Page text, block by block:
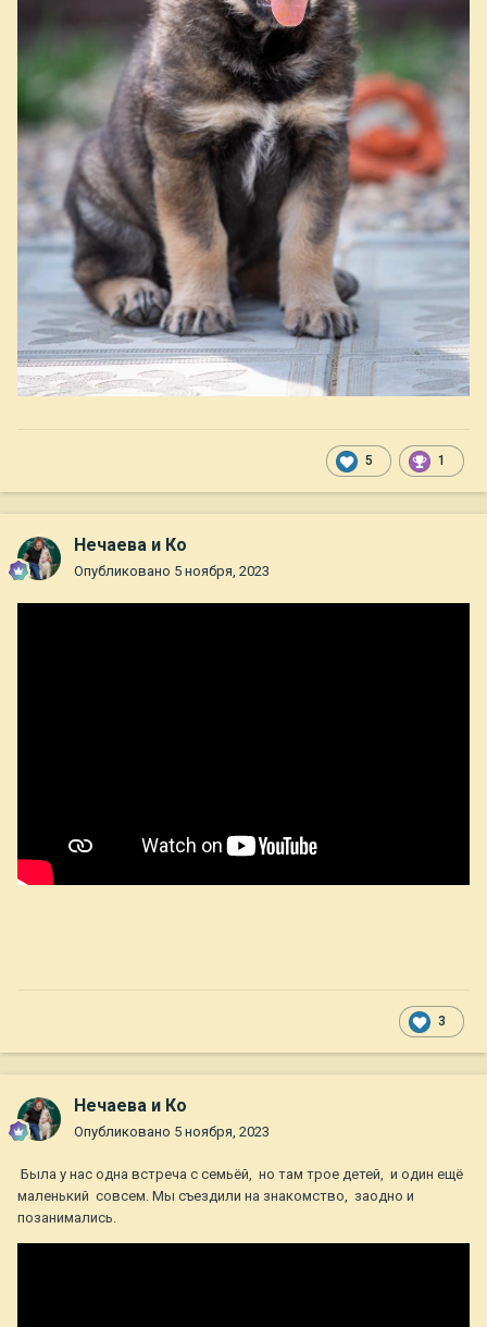
5 1
Нечаева и Ко
Опубликовано 5 ноября, 2023
3
Нечаева и Ко
Опубликовано 5 ноября, 2023
Была у нас одна встреча с семьёй, но там трое детей, и один ещё
маленький совсем. Мы съездили на знакомство, заодно и
позанимались.